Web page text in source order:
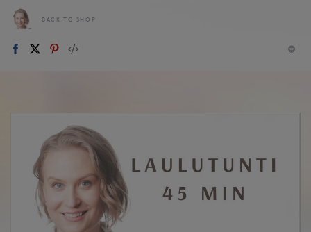
BACK TO SHOP